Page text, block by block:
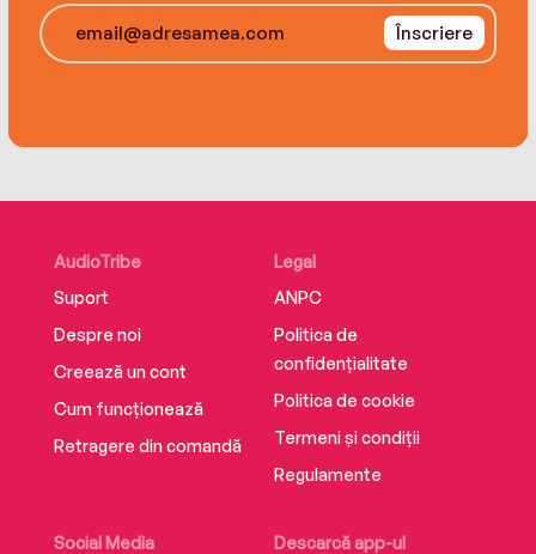
Înscriere
AudioTribe
Suport
Despre noi
Creează un cont
Cum funcționează
Retragere din comandă
Social Media
Descarcă app-ul
Legal
ANPC
Politica de
confidențialitate
Politica de cookie
Termeni și condiții
Regulamente